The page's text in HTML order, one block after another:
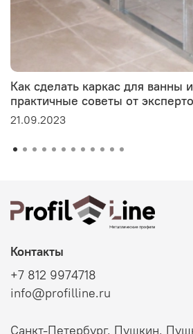
Как сделать каркас для ванны
практичные советы от
21.09.2023
Контакты
+7 812 9974718
info@profilline.ru
Санкт-Петербург, Пушкин,